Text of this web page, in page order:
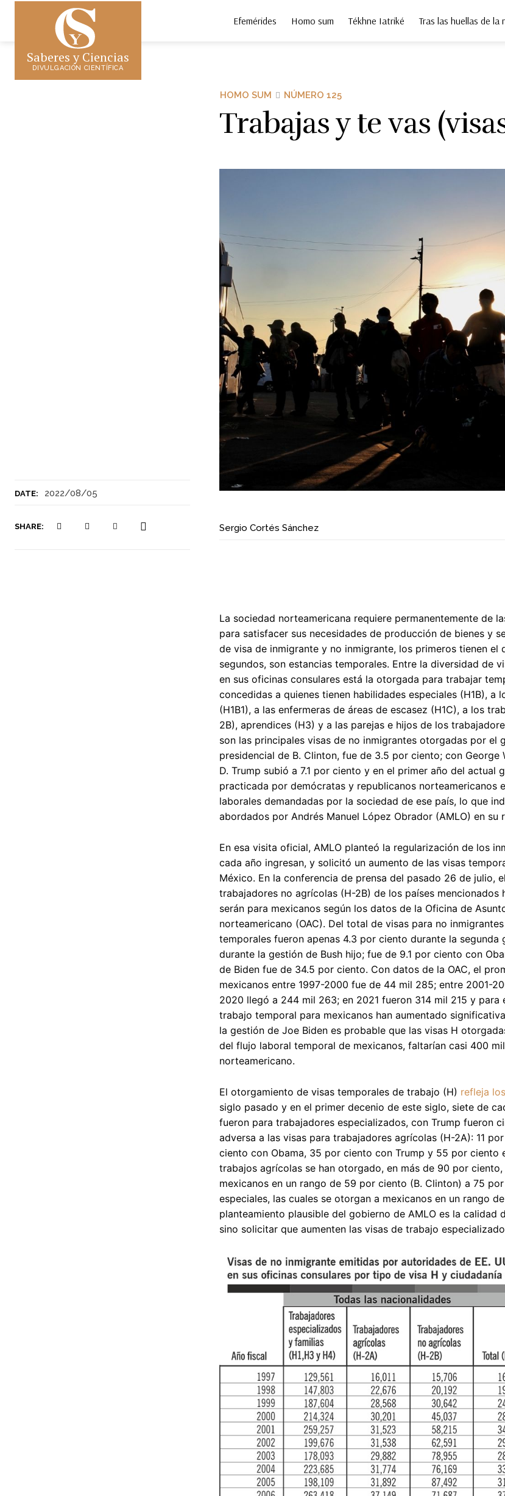
Saberes y Ciencias
DIVULGACIÓN CIENTÍFICA
Efemérides Homo sum Tékhne Iatriké Tras las huellas de la
DATE: 2022/08/05
SHARE:
HOMO SUM NÚMERO 125
Trabajas y te vas
Sergio Cortés Sánchez
La sociedad norteamericana requiere permanentemente de
para satisfacer sus necesidades de producción de bienes y
de visa de inmigrante y no inmigrante, los primeros tienen
segundos, son estancias temporales. Entre la diversidad de
en sus oficinas consulares está la otorgada para trabajar
concedidas a quienes tienen habilidades especiales (H1B),
(H1B1), a las enfermeras de áreas de escasez (H1C), a los
2B), aprendices (H3) y a las parejas e hijos de los
son las principales visas de no inmigrantes otorgadas por
presidencial de B. Clinton, fue de 3.5 por ciento; con
D. Trump subió a 7.1 por ciento y en el primer año del
practicada por demócratas y republicanos norteamericanos
laborales demandadas por la sociedad de ese país, lo que
abordados por Andrés Manuel López Obrador (AMLO) en su
En esa visita oficial, AMLO planteó la regularización de los
cada año ingresan, y solicitó un aumento de las visas
México. En la conferencia de prensa del pasado 26 de julio,
trabajadores no agrícolas (H-2B) de los países
serán para mexicanos según los datos de la Oficina de
norteamericano (OAC). Del total de visas para no
temporales fueron apenas 4.3 por ciento durante la
durante la gestión de Bush hijo; fue de 9.1 por ciento con
de Biden fue de 34.5 por ciento. Con datos de la OAC, el
mexicanos entre 1997-2000 fue de 44 mil 285; entre 2001-
2020 llegó a 244 mil 263; en 2021 fueron 314 mil 215 y
trabajo temporal para mexicanos han aumentado
la gestión de Joe Biden es probable que las visas H
del flujo laboral temporal de mexicanos, faltarían casi 400
norteamericano.
El otorgamiento de visas temporales de trabajo (H) refleja
siglo pasado y en el primer decenio de este siglo, siete de
fueron para trabajadores especializados, con Trump fueron
adversa a las visas para trabajadores agrícolas (H-2A): 11
ciento con Obama, 35 por ciento con Trump y 55 por ciento
trabajos agrícolas se han otorgado, en más de 90 por
mexicanos en un rango de 59 por ciento (B. Clinton) a 75
especiales, las cuales se otorgan a mexicanos en un rango
planteamiento plausible del gobierno de AMLO es la
sino solicitar que aumenten las visas de trabajo